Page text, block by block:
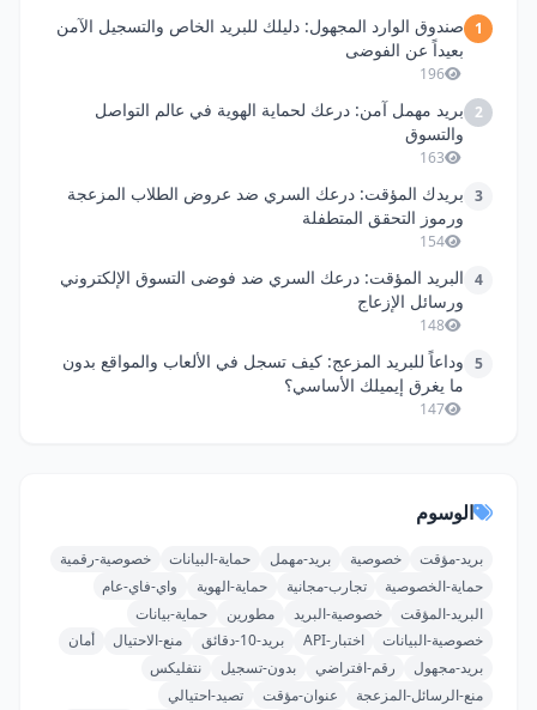
1
صندوق الوارد المجهول: دليلك للبريد الخاص والتسجيل الآمن
بعيداً عن الفوضى
196
2 بريد مهمل آمن: درعك لحماية الهوية في عالم التواصل
والتسوق
163
3 بريدك المؤقت: درعك السري ضد عروض الطلاب المزعجة
ورموز التحقق المتطفلة
154
4 البريد المؤقت: درعك السري ضد فوضى التسوق الإلكتروني
ورسائل الإزعاج
148
5 وداعاً للبريد المزعج: كيف تسجل في الألعاب والمواقع بدون
ما يغرق إيميلك الأساسي؟
147
الوسوم
بريد-مؤقت خصوصية بريد-مهمل حماية-البيانات
خصوصية-رقمية
حماية-الخصوصية
تجارب-مجانية حماية-الهوية
واي-فاي-عام
البريد-المؤقت
خصوصية-البريد مطورين
حماية-بيانات
خصوصية-البيانات
اختبار-API بريد-10-دقائق منع-الاحتيال
أمان
بريد-مجهول
رقم-افتراضي بدون-تسجيل
نتفليكس
منع-الرسائل-المزعجة
عنوان-مؤقت
تصيد-احتيالي